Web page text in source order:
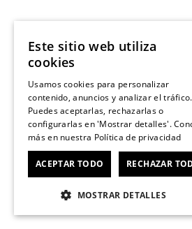
Este sitio web utiliza
cookies
Usamos cookies para personalizar
contenido, anuncios y analizar el tráfico.
Puedes aceptarlas, rechazarlas o
configurarlas en 'Mostrar detalles'.
más en nuestra Política de privacidad
ACEPTAR TODO RECHAZAR
MOSTRAR DETALLES